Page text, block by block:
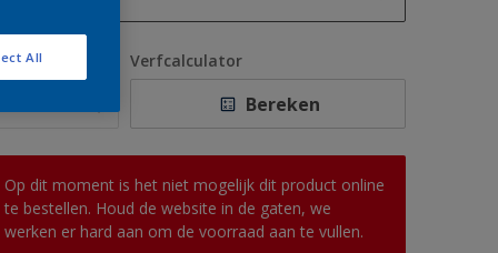
1 L
2,5 L
10 L
Verfcalculator
Bereken
Op dit moment is het niet mogelijk dit product online
te bestellen. Houd de website in de gaten, we
werken er hard aan om de voorraad aan te vullen.
All